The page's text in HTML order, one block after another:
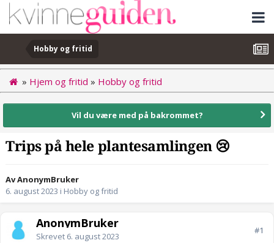
Hobby og fritid
» Hjem og fritid » Hobby og fritid
Vil du være med på bakrommet?
Trips på hele plantesamlingen 😢
Av AnonymBruker
6. august 2023 i Hobby og fritid
AnonymBruker
Skrevet 6. august 2023
#1